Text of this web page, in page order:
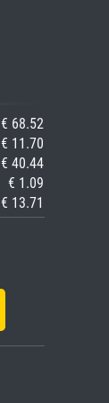
€ 68.52
€ 11.70
€ 40.44
€ 1.09
€ 13.71